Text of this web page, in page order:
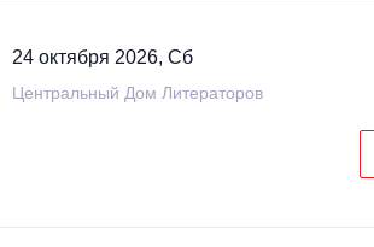
24 октября 2026, Сб
Центральный Дом Литераторов